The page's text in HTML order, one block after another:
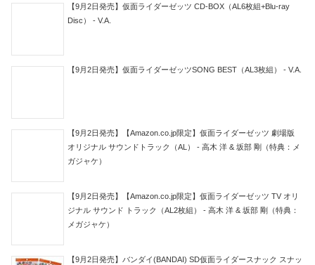
【9月2日発売】仮面ライダーゼッツ CD-BOX（AL6枚組+Blu-ray
Disc） - V.A.
【9月2日発売】仮面ライダーゼッツSONG BEST（AL3枚組） - V.A.
【9月2日発売】【Amazon.co.jp限定】仮面ライダーゼッツ 劇場版
オリジナル サウンドトラック（AL） - 高木 洋 & 坂部 剛（特典：メ
ガジャケ）
【9月2日発売】【Amazon.co.jp限定】仮面ライダーゼッツ TV オリ
ジナル サウンド トラック（AL2枚組） - 高木 洋 & 坂部 剛（特典：
メガジャケ）
【9月2日発売】バンダイ(BANDAI) SD仮面ライダースナック スナッ